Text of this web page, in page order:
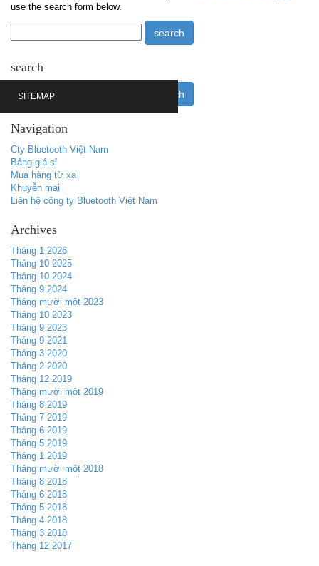
use the search form below.
search
Navigation
Cty Bluetooth Việt Nam
Bảng giá sỉ
Mua hàng từ xa
Khuyễn mại
Liên hệ công ty Bluetooth Việt Nam
SITEMAP
Archives
Tháng 1 2026
Tháng 10 2025
Tháng 10 2024
Tháng 9 2024
Tháng mười một 2023
Tháng 10 2023
Tháng 9 2023
Tháng 9 2021
Tháng 3 2020
Tháng 2 2020
Tháng 12 2019
Tháng mười một 2019
Tháng 8 2019
Tháng 7 2019
Tháng 6 2019
Tháng 5 2019
Tháng 1 2019
Tháng mười một 2018
Tháng 8 2018
Tháng 6 2018
Tháng 5 2018
Tháng 4 2018
Tháng 3 2018
Tháng 12 2017